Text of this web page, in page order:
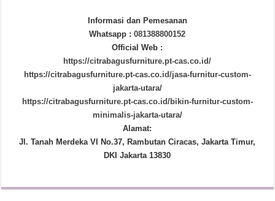
Informasi dan Pemesanan
Whatsapp :081388800152
Official Web :
https://citrabagusfurniture.pt-cas.co.id/
https://citrabagusfurniture.pt-cas.co.id/jasa-furnitur-custom-
jakarta-utara/
https://citrabagusfurniture.pt-cas.co.id/bikin-furnitur-custom-
minimalis-jakarta-utara/
Alamat:
Jl. Tanah Merdeka VI No.37, Rambutan Ciracas, Jakarta Timur,
DKI Jakarta 13830